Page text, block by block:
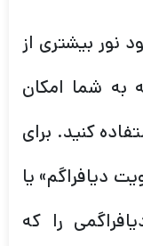
نور بیشتری از
به شما امکان
کنید. برای
دیافراگم» یا
را که